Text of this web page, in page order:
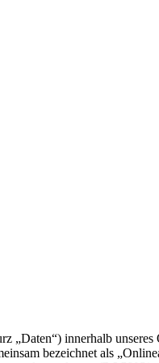
„Daten“) innerhalb
bezeichnet als